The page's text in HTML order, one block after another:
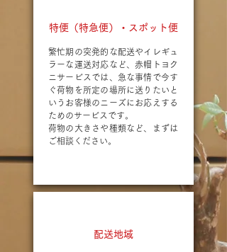
特便（特急便）・スポット便
繁忙期の突発的な配送やイレギュ
ラーな運送対応など、赤帽トヨク
ニサービスでは、急な事情で今す
ぐ荷物を所定の場所に送りたいと
いうお客様のニーズにお応えする
ためのサービスです。
荷物の大きさや種類など、まずは
ご相談ください。
配送地域